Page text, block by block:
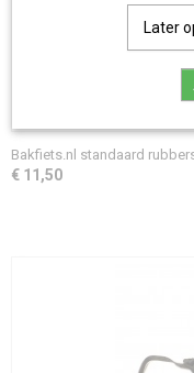
Bakfiets.nl standaard
€ 11,50
Later